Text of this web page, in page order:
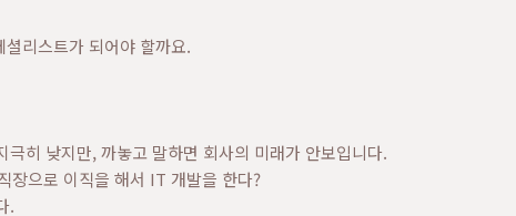
리스트가 되어야 할까요.
극히 낮지만, 까놓고 말하면 회사의 미래가 안보입니다.
장으로 이직을 해서 IT 개발을 한다?
.